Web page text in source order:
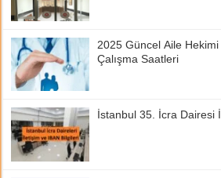
2025 Güncel Aile Hekimi
Çalışma Saatleri
İstanbul 35. İcra Dairesi